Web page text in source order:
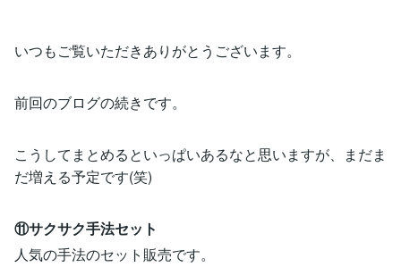
いつもご覧いただきありがとうございます。
前回のブログの続きです。
こうしてまとめるといっぱいあるなと思いますが、まだま
だ増える予定です(笑)
⑪サクサク手法セット
人気の手法のセット販売です。